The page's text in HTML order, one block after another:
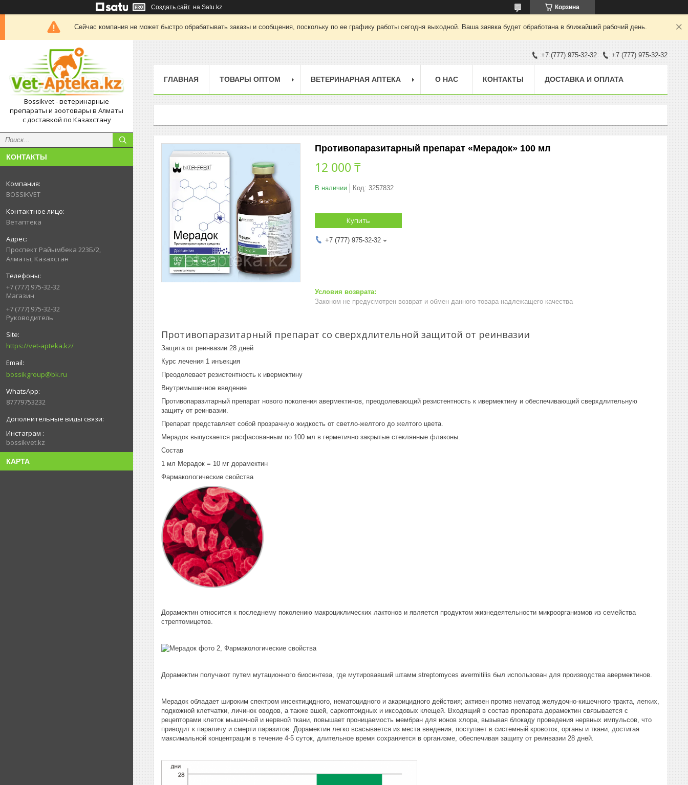
Создать сайт на Satu.kz Корзина
Сейчас компания не может быстро обрабатывать заказы и сообщения, поскольку по ее графику работы сегодня выходной. Ваша заявка будет обработана в ближайший рабочий день.
Bossikvet - ветеринарные
препараты и зоотовары в Алматы
с доставкой по Казахстану
КОНТАКТЫ
BOSSIKVET
Ветаптека
Проспект Райымбека 223Б/2,
Алматы, Казахстан
+7 (777) 975-32-32
Магазин
+7 (777) 975-32-32
Руководитель
https://vet-apteka.kz/
bossikgroup@bk.ru
87779753232
Инстаграм
bossikvet.kz
КАРТА
+7 (777) 975-32-32 +7 (777) 975-32-32
ГЛАВНАЯ ТОВАРЫ ОПТОМ ВЕТЕРИНАРНАЯ АПТЕКА О НАС КОНТАКТЫ ДОСТАВКА И ОПЛАТА
Противопаразитарный препарат «Мерадок» 100 мл
12 000 ₸
В наличии Код: 3257832
Купить
+7 (777) 975-32-32
Законом не предусмотрен возврат и обмен данного товара надлежащего качества
Противопаразитарный препарат со сверхдлительной защитой от реинвазии
Защита от реинвазии 28 дней
Курс лечения 1 инъекция
Преодолевает резистентность к ивермектину
Внутримышечное введение
Противопаразитарный препарат нового поколения авермектинов, преодолевающий резистентность к ивермектину и обеспечивающий сверхдлительную
защиту от реинвазии.
Препарат представляет собой прозрачную жидкость от светло-желтого до желтого цвета.
Мерадок выпускается расфасованным по 100 мл в герметично закрытые стеклянные флаконы.
Состав
1 мл Мерадок = 10 мг дорамектин
Фармакологические свойства
Дорамектин относится к последнему поколению макроциклических лактонов и является продуктом жизнедеятельности микроорганизмов из семейства
стрептомицетов.
Дорамектин получают путем мутационного биосинтеза, где мутировавший штамм streptomyces avermitilis был использован для производства авермектинов.
Мерадок обладает широким спектром инсектицидного, нематоцидного и акарицидного действия; активен против нематод желудочно-кишечного тракта, легких,
подкожной клетчатки, личинок оводов, а также вшей, саркоптоидных и иксодовых клещей. Входящий в состав препарата дорамектин связывается с
рецепторами клеток мышечной и нервной ткани, повышает проницаемость мембран для ионов хлора, вызывая блокаду проведения нервных импульсов, что
приводит к параличу и смерти паразитов. Дорамектин легко всасывается из места введения, поступает в системный кровоток, органы и ткани, достигая
максимальной концентрации в течение 4-5 суток, длительное время сохраняется в организме, обеспечивая защиту от реинвазии 28 дней.